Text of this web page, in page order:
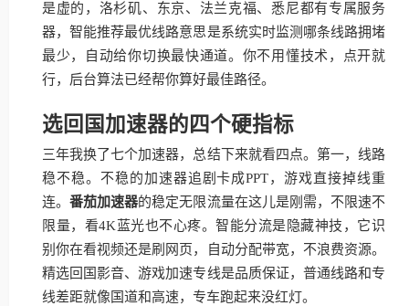
是虚的，洛杉矶、东京、法兰克福、悉尼都有专属服务
器，智能推荐最优线路意思是系统实时监测哪条线路拥堵
最少，自动给你切换最快通道。你不用懂技术，点开就
行，后台算法已经帮你算好最佳路径。
选回国加速器的四个硬指标
三年我换了七个加速器，总结下来就看四点。第一，线路
稳不稳。不稳的加速器追剧卡成PPT，游戏直接掉线重
连。番茄加速器的稳定无限流量在这儿是刚需，不限速不
限量，看4K蓝光也不心疼。智能分流是隐藏神技，它识
别你在看视频还是刷网页，自动分配带宽，不浪费资源。
精选回国影音、游戏加速专线是品质保证，普通线路和专
线差距就像国道和高速，专车跑起来没红灯。